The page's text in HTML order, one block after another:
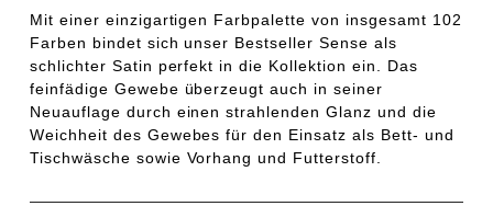
Mit einer einzigartigen Farbpalette von insgesamt 102
Farben bindet sich unser Bestseller Sense als
schlichter Satin perfekt in die Kollektion ein. Das
feinfädige Gewebe überzeugt auch in seiner
Neuauflage durch einen strahlenden Glanz und die
Weichheit des Gewebes für den Einsatz als Bett- und
Tischwäsche sowie Vorhang und Futterstoff.